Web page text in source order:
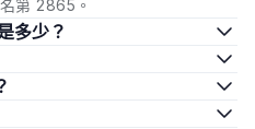
第 2865。
多少？